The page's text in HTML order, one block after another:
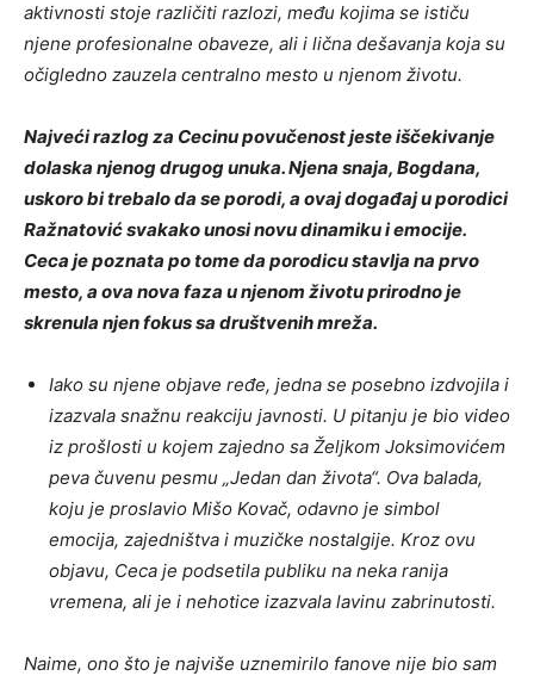
aktivnosti stoje različiti razlozi, među kojima se ističu
njene profesionalne obaveze, ali i lična dešavanja koja su
očigledno zauzela centralno mesto u njenom životu.
Najveći razlog za Cecinu povučenost jeste iščekivanje
dolaska njenog drugog unuka. Njena snaja, Bogdana,
uskoro bi trebalo da se porodi, a ovaj događaj u porodici
Ražnatović svakako unosi novu dinamiku i emocije.
Ceca je poznata po tome da porodicu stavlja na prvo
mesto, a ova nova faza u njenom životu prirodno je
skrenula njen fokus sa društvenih mreža.
Iako su njene objave ređe, jedna se posebno izdvojila i
izazvala snažnu reakciju javnosti. U pitanju je bio video
iz prošlosti u kojem zajedno sa Željkom Joksimovićem
peva čuvenu pesmu „Jedan dan života“. Ova balada,
koju je proslavio Mišo Kovač, odavno je simbol
emocija, zajedništva i muzičke nostalgije. Kroz ovu
objavu, Ceca je podsetila publiku na neka ranija
vremena, ali je i nehotice izazvala lavinu zabrinutosti.
Naime, ono što je najviše uznemirilo fanove nije bio sam